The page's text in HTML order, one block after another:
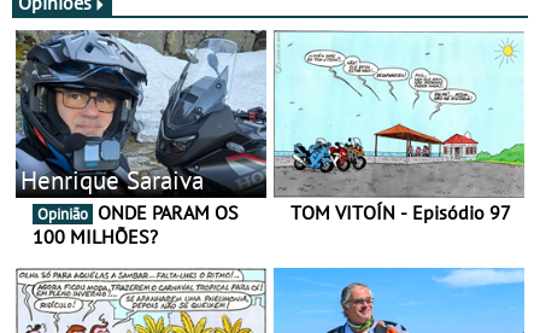
Henrique Saraiva
Opinião
100 MILHÕES?
TOM VITOÍN - Episódio 97